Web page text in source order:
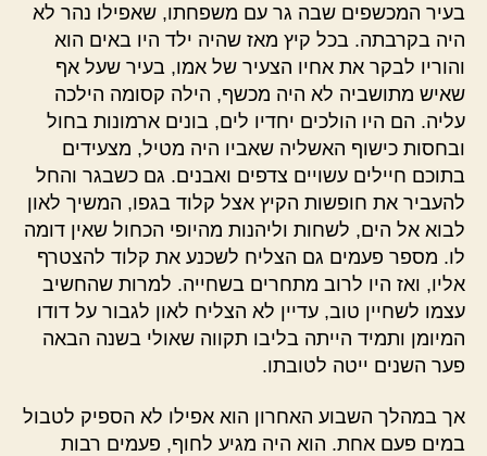
בעיר המכשפים שבה גר עם משפחתו, שאפילו נהר לא
היה בקרבתה. בכל קיץ מאז שהיה ילד היו באים הוא
והוריו לבקר את אחיו הצעיר של אמו, בעיר שעל אף
שאיש מתושביה לא היה מכשף, הילה קסומה הילכה
עליה. הם היו הולכים יחדיו לים, בונים ארמונות בחול
ובחסות כישוף האשליה שאביו היה מטיל, מצעידים
בתוכם חיילים עשויים צדפים ואבנים. גם כשבגר והחל
להעביר את חופשות הקיץ אצל קלוד בגפו, המשיך לאון
לבוא אל הים, לשחות וליהנות מהיופי הכחול שאין דומה
לו. מספר פעמים גם הצליח לשכנע את קלוד להצטרף
אליו, ואז היו לרוב מתחרים בשחייה. למרות שהחשיב
עצמו לשחיין טוב, עדיין לא הצליח לאון לגבור על דודו
המיומן ותמיד הייתה בליבו תקווה שאולי בשנה הבאה
פער השנים ייטה לטובתו.
אך במהלך השבוע האחרון הוא אפילו לא הספיק לטבול
במים פעם אחת. הוא היה מגיע לחוף, פעמים רבות